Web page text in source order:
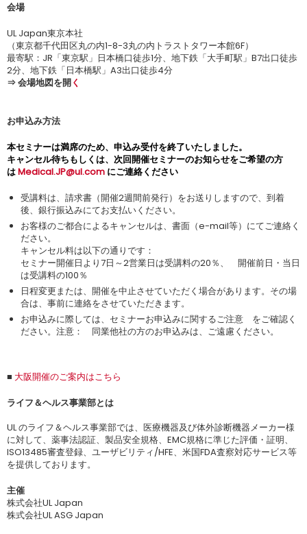
会場
UL Japan東京本社
（東京都千代田区丸の内1-8-3丸の内トラストタワー本館6F）
最寄駅：JR「東京駅」日本橋口徒歩1分、地下鉄「大手町駅」B7出口徒歩
2分、地下鉄「日本橋駅」A3出口徒歩4分
⇒ 会場地図を開く
お申込み方法
本セミナーは満席のため、申込み受付を終了いたしました。
キャンセル待ちもしくは、次回開催セミナーのお知らせをご希望の方
はMedical.JP@ul.com にご連絡ください
受講料は、請求書（開催2週間前発行）をお送りしますので、到着
後、銀行振込みにてお支払いください。
お客様のご都合によるキャンセルは、書面（e-mail等）にてご連絡く
ださい。
キャンセル料は以下の通りです：
セミナー開催日より7日～2営業日は受講料の20％、 開催前日・当日
は受講料の100％
日程変更または、開催を中止させていただく場合があります。その場
合は、事前に連絡をさせていただきます。
お申込みに際しては、セミナーお申込みに関するご注意 をご確認く
ださい。注意： 同業他社の方のお申込みは、ご遠慮ください。
■ 大阪開催のご案内はこちら
ライフ＆ヘルス事業部とは
UL のライフ＆ヘルス事業部では、医療機器及び体外診断機器メーカー様
に対して、薬事法認証、製品安全規格、EMC規格に準じた評価・証明、
ISO13485審査登録、ユーザビリティ/HFE、米国FDA査察対応サービス等
を提供しております。
主催
株式会社UL Japan
株式会社UL ASG Japan